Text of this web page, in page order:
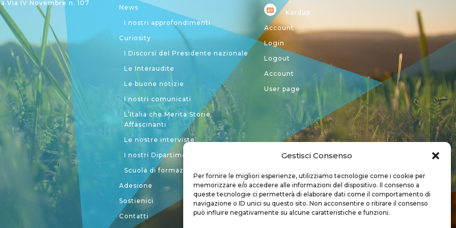
Gestisci Consenso
Per fornire le migliori esperienze, utilizziamo tecnologie come i cookie per
memorizzare e/o accedere alle informazioni del dispositivo. Il consenso a
queste tecnologie ci permetterà di elaborare dati come il comportamento di
navigazione o ID unici su questo sito. Non acconsentire o ritirare il consenso
può influire negativamente su alcune caratteristiche e funzioni.
Via IV Novembre n. 107
News
I nostri approfondimenti
Curiosity
I Discorsi del Presidente nazionale
Le Interaudite
Le buone notizie
I nostri comunicati
L’Italia che Merita Storie
Affascinanti
Le nostre interviste
I nostri Dipartimenti
Scuola di formazione politica CREA
Adesione
Sostienici
Contatti
Kardup
Account
Login
Logout
Account
User page